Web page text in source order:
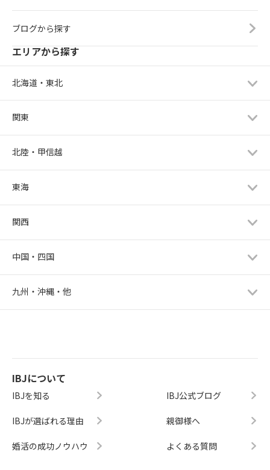
ブログから探す
エリアから探す
北海道・東北
関東
北陸・甲信越
東海
関西
中国・四国
九州・沖縄・他
IBJについて
IBJを知る
IBJが選ばれる理由
婚活の成功ノウハウ
IBJ公式ブログ
親御様へ
よくある質問